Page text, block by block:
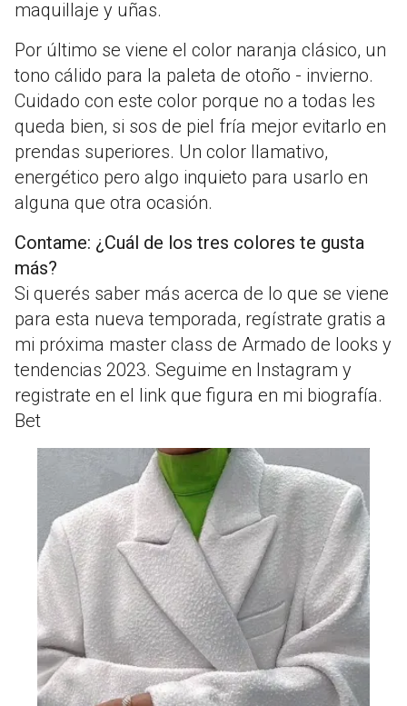
maquillaje y uñas.
Por último se viene el color naranja clásico, un
tono cálido para la paleta de otoño - invierno.
Cuidado con este color porque no a todas les
queda bien, si sos de piel fría mejor evitarlo en
prendas superiores. Un color llamativo,
energético pero algo inquieto para usarlo en
alguna que otra ocasión.
Contame: ¿Cuál de los tres colores te gusta
más?
Si querés saber más acerca de lo que se viene
para esta nueva temporada, regístrate gratis a
mi próxima master class de Armado de looks y
tendencias 2023. Seguime en Instagram y
registrate en el link que figura en mi biografía.
Bet